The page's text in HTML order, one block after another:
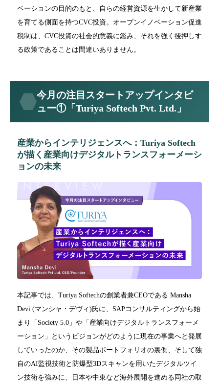
ベーションの目的のもと、自らの経営資源を生かして新産業
を育てる側面を持つCVC投資。オープンイノベーション促進
税制は、CVC投資の社会的意義に鑑み、それを強く後押しす
る政策であることは間違いありません。
今月の注目スタートアップインタビ
ュー①「Turiya Softech Pvt. Ltd.」
産業からインテリジェンスへ：Turiya Softech
が描く産業向けデジタルトランスフォーメーシ
ョンの未来
本記事では、Turiya Softechの創業者兼CEOである Mansha
Devi (マンシャ・デヴィ)氏に、SAPコンサルティングから始
まり「Society 5.0」や「産業向けデジタルトランスフォーメ
ーション」というビジョンがどのように現在の事業へと発展
していったのか、その製品ポートフォリオの裏側、そして独
自のAI監視技術と防爆型3Dスキャンを用いたデジタルツイ
ン技術を強みに、日本や中東など海外展開を進める同社の取